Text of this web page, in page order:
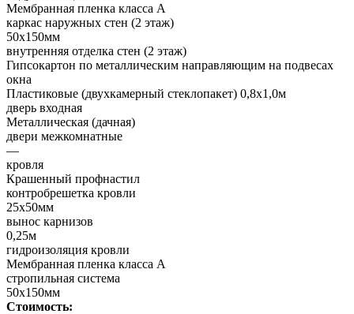
Мембранная пленка класса А
каркас наружных стен (2 этаж)
50х150мм
внутренняя отделка стен (2 этаж)
Гипсокартон по металлическим направляющим на подвесах
окна
Пластиковые (двухкамерный стеклопакет) 0,8х1,0м
дверь входная
Металлическая (дачная)
двери межкомнатные
—
кровля
Крашенный профнастил
контробрешетка кровли
25х50мм
вынос карнизов
0,25м
гидроизоляция кровли
Мембранная пленка класса А
стропильная система
50х150мм
Стоимость: